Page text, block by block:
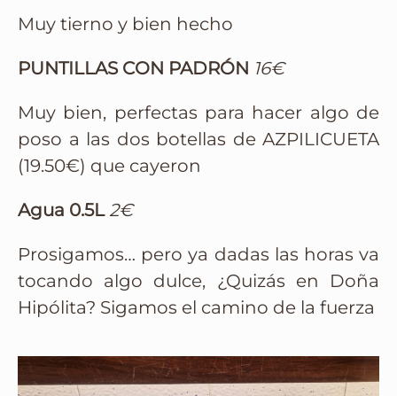
Muy tierno y bien hecho
PUNTILLAS CON PADRÓN 16€
Muy bien, perfectas para hacer algo de
poso a las dos botellas de AZPILICUETA
(19.50€) que cayeron
Agua 0.5L 2€
Prosigamos… pero ya dadas las horas va
tocando algo dulce, ¿Quizás en Doña
Hipólita? Sigamos el camino de la fuerza